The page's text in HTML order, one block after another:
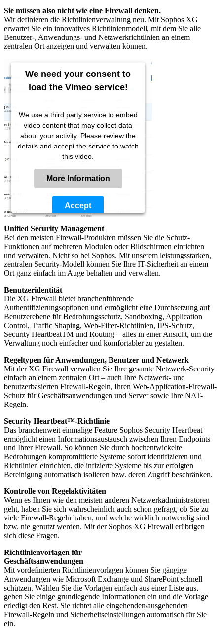
Sie müssen also nicht wie eine Firewall denken.
Wir definieren die Richtlinienverwaltung neu. Mit Sophos XG
erwartet Sie ein innovatives Richtlinienmodell, mit dem Sie alle
Benutzer-, Anwendungs- und Netzwerkrichtlinien an einem
zentralen Ort anzeigen und verwalten können.
We need your consent to
load the Vimeo service!
We use a third party service to embed
video content that may collect data
about your activity. Please review the
details and accept the service to watch
this video.
More Information
Accept
Powered byUsercentrics Consent
Management Platform
Unified Security Management
Bei den meisten Firewall-Produkten müssen Sie die Schutz-
Funktionen auf mehreren Modulen oder Bildschirmen einrichten
und verwalten. Nicht so bei Sophos. Mit unserem leistungsstarken,
zentralen Security-Modell können Sie Ihre IT-Sicherheit an einem
Ort ganz einfach im Auge behalten und verwalten.
Benutzeridentität
Die XG Firewall bietet branchenführende
Authentifizierungsoptionen und ermöglicht eine Durchsetzung auf
Benutzerebene für Bedrohungsschutz, Sandboxing, Application
Control, Traffic Shaping, Web-Filter-Richtlinien, IPS-Schutz,
Security HeartbeatTM und Routing – alles in einer Ansicht, um die
Verwaltung noch einfacher und komfortabler zu gestalten.
Regeltypen für Anwendungen, Benutzer und Netzwerk
Mit der XG Firewall verwalten Sie Ihre gesamte Netzwerk-Security
einfach an einem zentralen Ort – auch Ihre Netzwerk- und
benutzerbasierten Firewall-Regeln, Ihren Web-Application-Firewall-
Schutz für Geschäftsanwendungen und Server sowie Ihre NAT-
Regeln.
Security Heartbeat™-Richtlinie
Das branchenweit einmalige Feature Sophos Security Heartbeat
ermöglicht einen Informationsaustausch zwischen Ihren Endpoints
und Ihrer Firewall. So können Sie durch hochentwickelte
Bedrohungen kompromittierte Systeme sofort identifizieren und
Richtlinien einrichten, die infizierte Systeme bis zur erfolgten
Bereinigung automatisch isolieren bzw. deren Zugriff beschränken.
Kontrolle von Regelaktivitäten
Wenn es Ihnen wie den meisten anderen Netzwerkadministratoren
geht, haben Sie sich wahrscheinlich auch schon gefragt, ob Sie zu
viele Firewall-Regeln haben, und welche wirklich notwendig sind
bzw. nie genutzt werden. Mit der Sophos XG Firewall erübrigen
sich diese Fragen.
Richtlinienvorlagen für
Geschäftsanwendungen
Mit vordefinierten Richtlinienvorlagen können Sie gängige
Anwendungen wie Microsoft Exchange und SharePoint schnell
schützen. Wählen Sie die Vorlagen einfach aus einer Liste aus,
geben Sie einige grundlegende Informationen ein und die Vorlage
erledigt den Rest. Sie richtet alle eingehenden/ausgehenden
Firewall-Regeln und Sicherheitseinstellungen automatisch für Sie
ein.